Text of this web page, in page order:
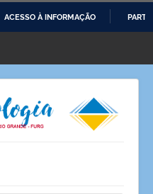
ACESSO À INFORMAÇÃO